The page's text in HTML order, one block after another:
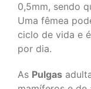
0,5mm, sendo
Uma fêmea
ciclo de vida e
por dia.
As Pulgas